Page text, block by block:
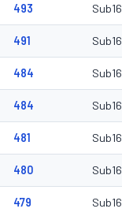
493 Sub16
491 Sub16
484 Sub16
484 Sub16
481 Sub16
480 Sub16
479 Sub16